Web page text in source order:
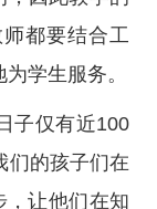
都要结合工
学生服务。
子仅有近100
们的孩子们在
，让他们在知